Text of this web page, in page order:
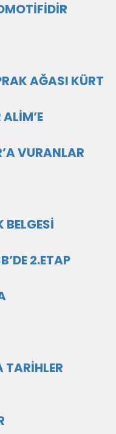
AĞASI KÜRT
VURANLAR
2.ETAP